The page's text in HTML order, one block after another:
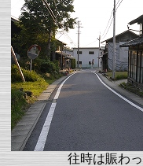
往時は賑わ